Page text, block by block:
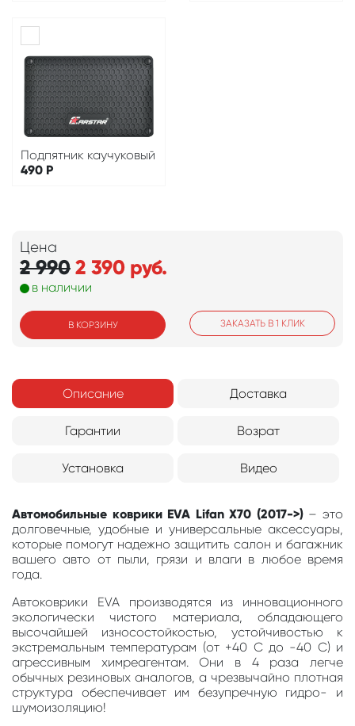
Подпятник каучуковый
490 Р
Цена
2 9902 390 руб.
в наличии
В КОРЗИНУ ЗАКАЗАТЬ В 1 КЛИК
Описание Доставка
Гарантии Возрат
Установка Видео
Автомобильные коврики EVA Lifan X70 (2017->) – это
долговечные, удобные и универсальные аксессуары,
которые помогут надежно защитить салон и багажник
вашего авто от пыли, грязи и влаги в любое время
года.
Автоковрики EVA производятся из инновационного
экологически чистого материала, обладающего
высочайшей износостойкостью, устойчивостью к
экстремальным температурам (от +40 С до -40 С) и
агрессивным химреагентам. Они в 4 раза легче
обычных резиновых аналогов, а чрезвычайно плотная
структура обеспечивает им безупречную гидро- и
шумоизоляцию!